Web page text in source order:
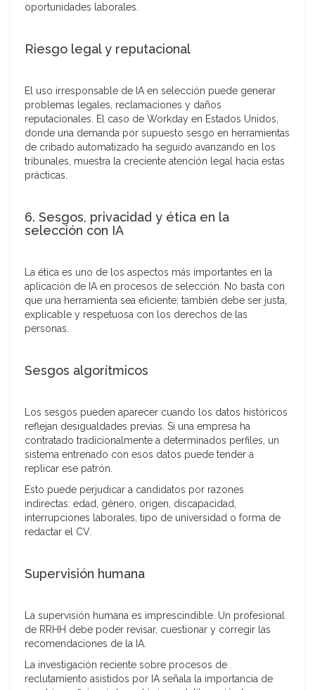
oportunidades laborales.
Riesgo legal y reputacional
El uso irresponsable de IA en selección puede generar
problemas legales, reclamaciones y daños
reputacionales. El caso de Workday en Estados Unidos,
donde una demanda por supuesto sesgo en herramientas
de cribado automatizado ha seguido avanzando en los
tribunales, muestra la creciente atención legal hacia estas
prácticas.
6. Sesgos, privacidad y ética en la
selección con IA
La ética es uno de los aspectos más importantes en la
aplicación de IA en procesos de selección. No basta con
que una herramienta sea eficiente; también debe ser justa,
explicable y respetuosa con los derechos de las
personas.
Sesgos algorítmicos
Los sesgos pueden aparecer cuando los datos históricos
reflejan desigualdades previas. Si una empresa ha
contratado tradicionalmente a determinados perfiles, un
sistema entrenado con esos datos puede tender a
replicar ese patrón.
Esto puede perjudicar a candidatos por razones
indirectas: edad, género, origen, discapacidad,
interrupciones laborales, tipo de universidad o forma de
redactar el CV.
Supervisión humana
La supervisión humana es imprescindible. Un profesional
de RRHH debe poder revisar, cuestionar y corregir las
recomendaciones de la IA.
La investigación reciente sobre procesos de
reclutamiento asistidos por IA señala la importancia de